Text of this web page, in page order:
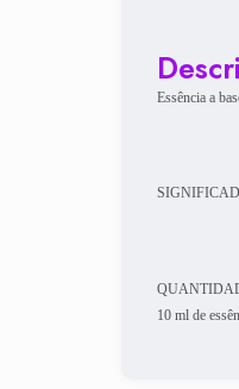
Essência a
10 ml de